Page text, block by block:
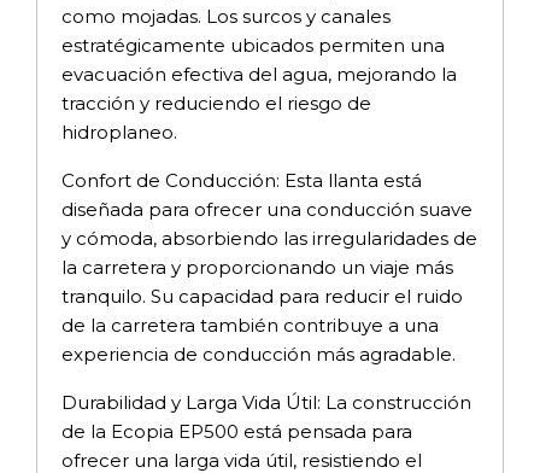
como mojadas. Los surcos y canales
estratégicamente ubicados permiten una
evacuación efectiva del agua, mejorando la
tracción y reduciendo el riesgo de
hidroplaneo.
Confort de Conducción: Esta llanta está
diseñada para ofrecer una conducción suave
y cómoda, absorbiendo las irregularidades de
la carretera y proporcionando un viaje más
tranquilo. Su capacidad para reducir el ruido
de la carretera también contribuye a una
experiencia de conducción más agradable.
Durabilidad y Larga Vida Útil: La construcción
de la Ecopia EP500 está pensada para
ofrecer una larga vida útil, resistiendo el